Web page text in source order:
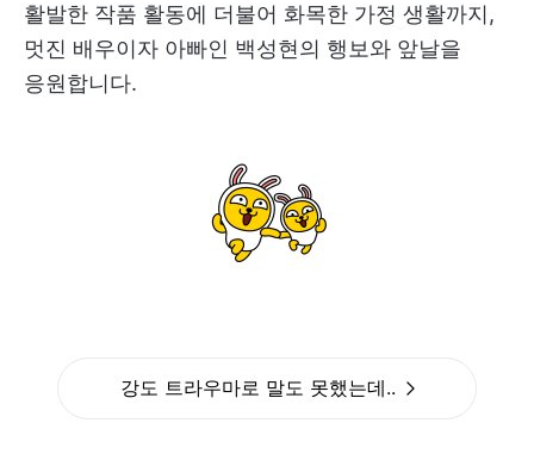
활발한 작품 활동에 더불어 화목한 가정 생활까지,
멋진 배우이자 아빠인 백성현의 행보와 앞날을
응원합니다.
강도 트라우마로 말도 못했는데..